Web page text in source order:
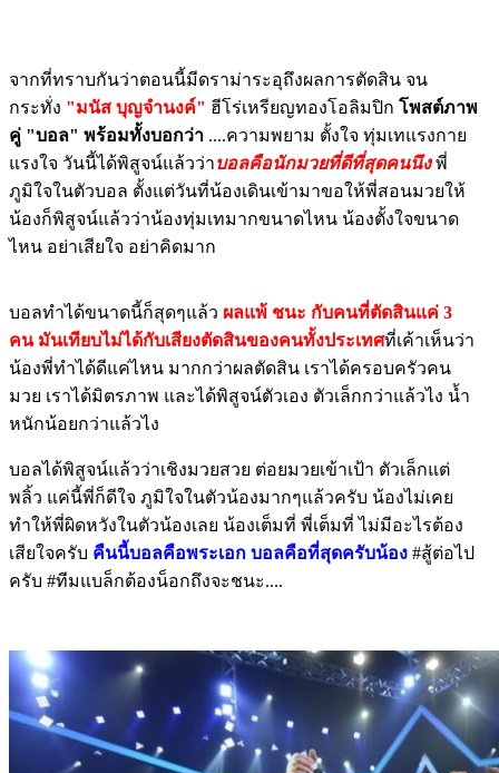
จากที่ทราบกันว่าตอนนี้มีดราม่าระอุถึงผลการตัดสิน จน
กระทั่ง "มนัส บุญจำนงค์" ฮีโร่เหรียญทองโอลิมปิก โพสต์ภาพ
คู่ "บอล" พร้อมทั้งบอกว่า ....ความพยาม ตั้งใจ ทุ่มเทแรงกาย
แรงใจ วันนี้ได้พิสูจน์แล้วว่าบอลคือนักมวยที่ดีที่สุดคนนึงพี่
ภูมิใจในตัวบอล ตั้งแต่วันที่น้องเดินเข้ามาขอให้พี่สอนมวยให้
น้องก็พิสูจน์แล้วว่าน้องทุ่มเทมากขนาดไหน น้องตั้งใจขนาด
ไหน อย่าเสียใจ อย่าคิดมาก
บอลทำได้ขนาดนี้ก็สุดๆแล้ว ผลแพ้ ชนะ กับคนที่ตัดสินแค่ 3
คน มันเทียบไม่ได้กับเสียงตัดสินของคนทั้งประเทศที่เค้าเห็นว่า
น้องพี่ทำได้ดีแค่ไหน มากกว่าผลตัดสิน เราได้ครอบครัวคน
มวย เราได้มิตรภาพ และได้พิสูจน์ตัวเอง ตัวเล็กกว่าแล้วไง น้ำ
หนักน้อยกว่าแล้วไง
บอลได้พิสูจน์แล้วว่าเชิงมวยสวย ต่อยมวยเข้าเป้า ตัวเล็กแต่
พลิ้ว แค่นี้พี่ก็ดีใจ ภูมิใจในตัวน้องมากๆแล้วครับ น้องไม่เคย
ทำให้พี่ผิดหวังในตัวน้องเลย น้องเต็มที่ พี่เต็มที่ ไม่มีอะไรต้อง
เสียใจครับ คืนนี้บอลคือพระเอก บอลคือที่สุดครับน้อง #สู้ต่อไป
ครับ #ทีมแบล็กต้องน็อกถึงจะชนะ....